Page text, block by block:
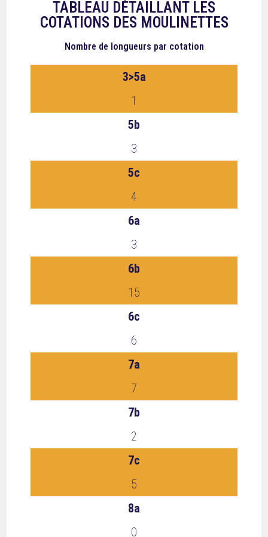
TABLEAU DÉTAILLANT LES
COTATIONS DES MOULINETTES
Nombre de longueurs par cotation
3>5a
1
5b
3
5c
4
6a
3
6b
15
6c
6
7a
7
7b
2
7c
5
8a
0